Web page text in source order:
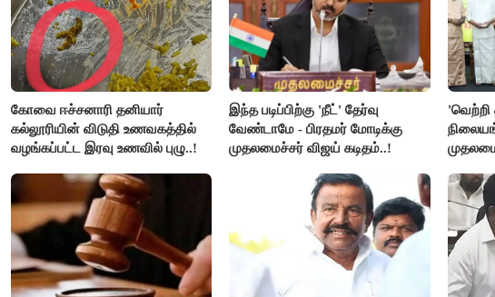
கோவை ஈச்சனாரி தனியார்
கல்லூரியின் விடுதி உணவகத்தில்
வழங்கப்பட்ட இரவு உணவில் புழு..!
இந்த படிப்பிற்கு 'நீட்' தேர்வு
வேண்டாமே - பிரதமர் மோடிக்கு
முதலமைச்சர் விஜய் கடிதம்..!
'வெற்றி